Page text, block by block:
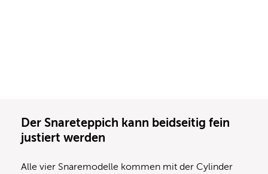
Der Snareteppich kann beidseitig fein
justiert werden
Alle vier Snaremodelle kommen mit der Cylinder